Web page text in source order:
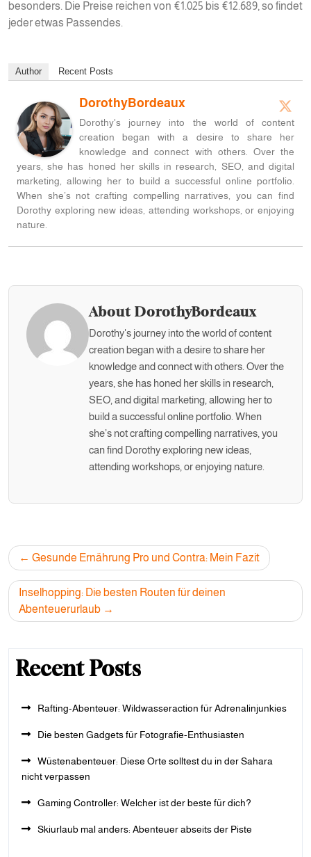
besonders. Die Preise reichen von €1.025 bis €12.689, so findet
jeder etwas Passendes.
Author Recent Posts
DorothyBordeaux
Dorothy's journey into the world of content
creation began with a desire to share her
knowledge and connect with others. Over the
years, she has honed her skills in research, SEO, and digital
marketing, allowing her to build a successful online portfolio.
When she’s not crafting compelling narratives, you can find
Dorothy exploring new ideas, attending workshops, or enjoying
nature.
About DorothyBordeaux
Dorothy's journey into the world of content
creation began with a desire to share her
knowledge and connect with others. Over the
years, she has honed her skills in research,
SEO, and digital marketing, allowing her to
build a successful online portfolio. When
she’s not crafting compelling narratives, you
can find Dorothy exploring new ideas,
attending workshops, or enjoying nature.
Post
navigation
Gesunde Ernährung Pro und Contra: Mein Fazit
Inselhopping: Die besten Routen für deinen
Abenteuerurlaub
Recent Posts
Rafting-Abenteuer: Wildwasseraction für Adrenalinjunkies
Die besten Gadgets für Fotografie-Enthusiasten
Wüstenabenteuer: Diese Orte solltest du in der Sahara
nicht verpassen
Gaming Controller: Welcher ist der beste für dich?
Skiurlaub mal anders: Abenteuer abseits der Piste